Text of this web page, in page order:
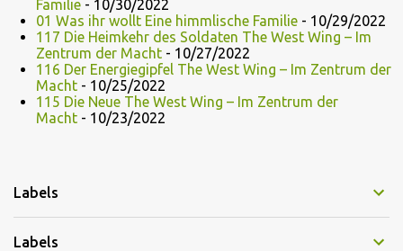
Familie - 10/30/2022
01 Was ihr wollt Eine himmlische Familie - 10/29/2022
117 Die Heimkehr des Soldaten The West Wing – Im
Zentrum der Macht - 10/27/2022
116 Der Energiegipfel The West Wing – Im Zentrum der
Macht - 10/25/2022
115 Die Neue The West Wing – Im Zentrum der
Macht - 10/23/2022
Labels
Labels